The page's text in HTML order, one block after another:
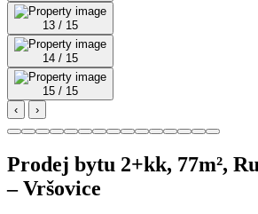
13 / 15
14 / 15
15 / 15
‹
›
Prodej bytu 2+kk, 77m²,
– Vršovice